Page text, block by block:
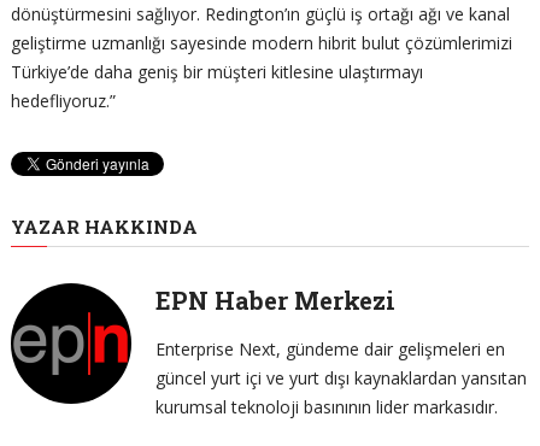
dönüştürmesini sağlıyor. Redington’ın güçlü iş ortağı ağı ve kanal
geliştirme uzmanlığı sayesinde modern hibrit bulut çözümlerimizi
Türkiye’de daha geniş bir müşteri kitlesine ulaştırmayı
hedefliyoruz.”
YAZAR HAKKINDA
EPN Haber Merkezi
Enterprise Next, gündeme dair gelişmeleri en
güncel yurt içi ve yurt dışı kaynaklardan yansıtan
kurumsal teknoloji basınının lider markasıdır.